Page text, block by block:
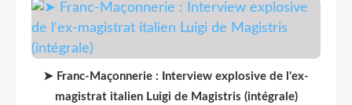
➤ Franc-Maçonnerie : Interview explosive de l'ex-
magistrat italien Luigi de Magistris (intégrale)